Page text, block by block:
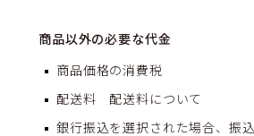
商品以外の必要な代金
商品価格の消費税
配送料 配送料について
銀行振込を選択された場合、振